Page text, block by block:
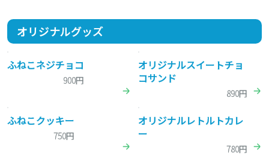
オリジナルグッズ
ふねこネジチョコ
900円
オリジナルスイートチョ
コサンド
890円
ふねこクッキー
750円
オリジナルレトルトカレ
ー
780円